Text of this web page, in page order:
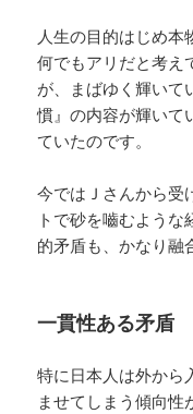
人生の目的はじめ本
何でもアリだと考え
が、まばゆく輝いて
慣』の内容が輝いて
ていたのです。
今ではＪさんから受
トで砂を嚙むよう
的矛盾も、かなり融
一貫性ある矛盾
特に日本人は外から
ませてしまう傾向